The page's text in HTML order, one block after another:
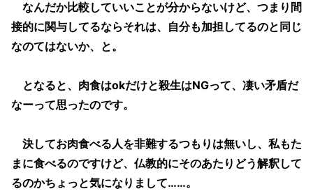
なんだか比較していいことが分からないけど、つまり間
接的に関与してるならそれは、自分も加担してるのと同じ
なのてはないか、と。
となると、肉食はokだけと殺生はNGって、凄い矛盾だ
なーって思ったのです。
決してお肉食べる人を非難するつもりは無いし、私もた
まに食べるのですけど、仏教的にそのあたりどう解釈して
るのかちょっと気になりまして……。